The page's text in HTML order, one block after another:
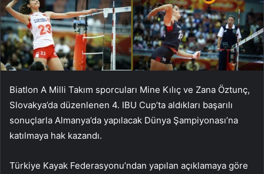
Biatlon A Milli Takım sporcuları Mine Kılıç ve Zana Öztunç,
Slovakya’da düzenlenen 4. IBU Cup’ta aldıkları başarılı
sonuçlarla Almanya’da yapılacak Dünya Şampiyonası’na
katılmaya hak kazandı.
Türkiye Kayak Federasyonu’ndan yapılan açıklamaya göre